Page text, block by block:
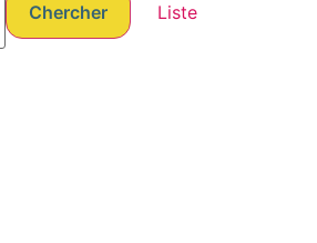
Chercher
de
Liste